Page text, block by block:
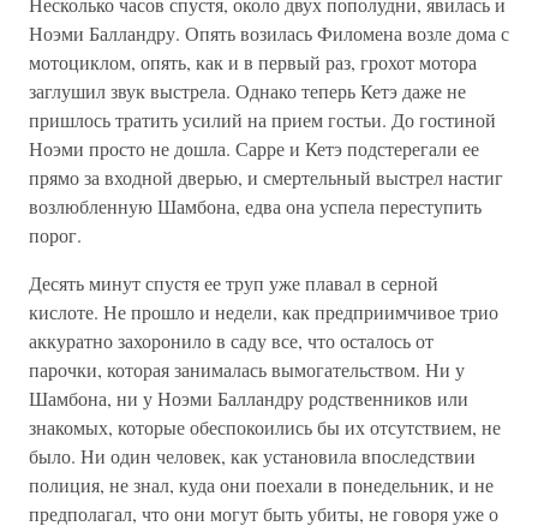
Ноэми Балландру. Опять возилась Филомена возле дома с
мотоциклом, опять, как и в первый раз, грохот мотора
заглушил звук выстрела. Однако теперь Кетэ даже не
пришлось тратить усилий на прием гостьи. До гостиной
Ноэми просто не дошла. Сарре и Кетэ подстерегали ее
прямо за входной дверью, и смертельный выстрел настиг
возлюбленную Шамбона, едва она успела переступить
порог.
Десять минут спустя ее труп уже плавал в серной
кислоте. Не прошло и недели, как предприимчивое трио
аккуратно захоронило в саду все, что осталось от
парочки, которая занималась вымогательством. Ни у
Шамбона, ни у Ноэми Балландру родственников или
знакомых, которые обеспокоились бы их отсутствием, не
было. Ни один человек, как установила впоследствии
полиция, не знал, куда они поехали в понедельник, и не
предполагал, что они могут быть убиты, не говоря уже о